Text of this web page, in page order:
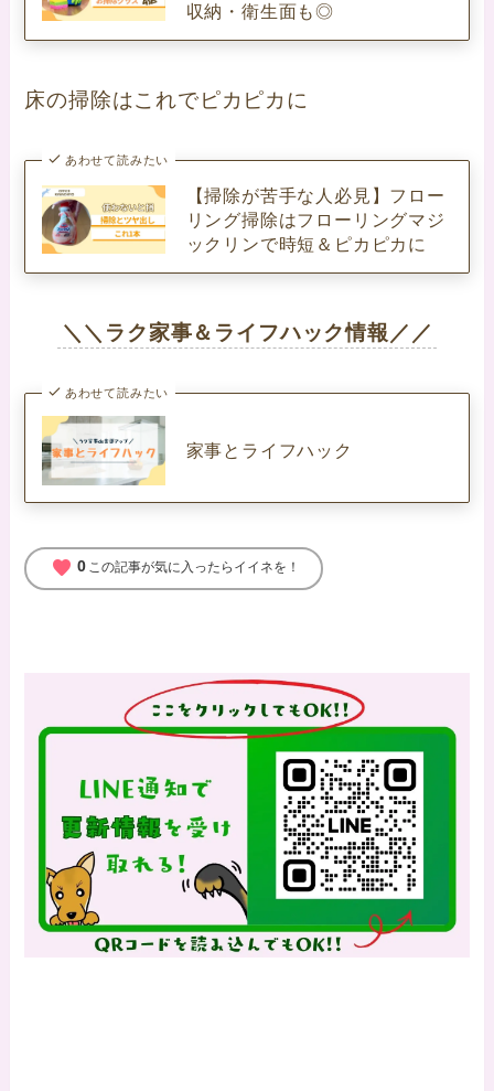
収納・衛生面も◎
床の掃除はこれでピカピカに
あわせて読みたい
【掃除が苦手な人必見】フロー
リング掃除はフローリングマジ
ックリンで時短＆ピカピカに
＼＼ラク家事＆ライフハック情報／／
あわせて読みたい
家事とライフハック
favorite 0 この記事が気に入ったらイイネを！